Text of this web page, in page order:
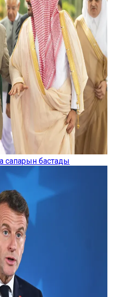
сапарын бастады